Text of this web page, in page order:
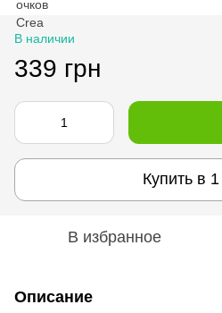
В наличии
339 грн
Купить в
В избранное
Описание